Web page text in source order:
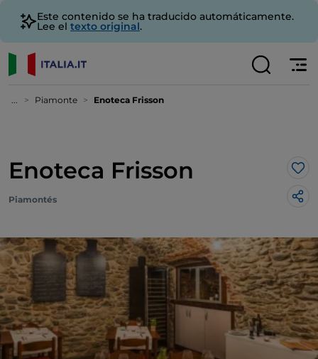
Este contenido se ha traducido automáticamente.
Lee el texto original.
... Piamonte Enoteca Frisson
Enoteca Frisson Me
Piamontés